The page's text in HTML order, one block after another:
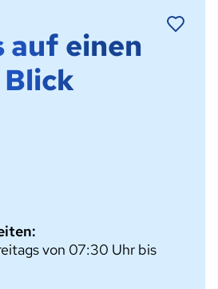
auf einen
Blick
von 07:30 Uhr bis